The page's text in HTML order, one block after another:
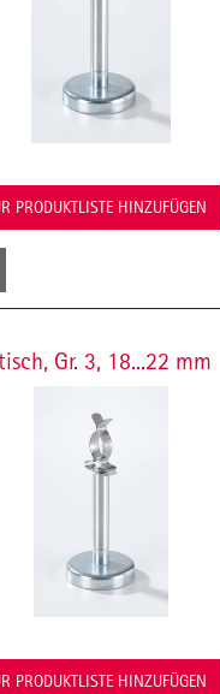
PRODUKTLISTE HINZUFÜGEN
Gr. 3, 18...22 mm
PRODUKTLISTE HINZUFÜGEN